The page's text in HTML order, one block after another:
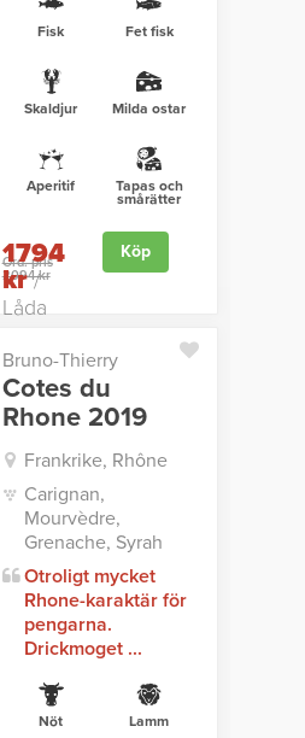
Fisk Fet fisk
Skaldjur Milda ostar
Aperitif Tapas och
smårätter
Ord. pris
2094 kr
1794
kr/
Låda
Köp
Bruno-Thierry
Cotes du
Rhone 2019
Frankrike, Rhône
Carignan,
Mourvèdre,
Grenache, Syrah
Otroligt mycket
Rhone-karaktär för
pengarna.
Drickmoget ...
Nöt Lamm